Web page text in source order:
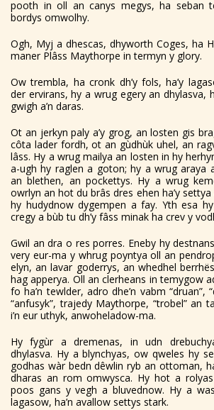
pooth in oll an canys megys, ha seban
bordys omwolhy.
Ogh, Myj a dhescas, dhyworth Coges, ha
maner Plâss Maythorpe in termyn y glory.
Ow trembla, ha cronk dh’y fols, ha’y
der ervirans, hy a wrug egery an dhylasva,
gwigh a’n daras.
Ot an jerkyn paly a’y grog, an losten gis
côta lader fordh, ot an gùdhùk uhel, an
lâss. Hy a wrug mailya an losten in hy
a-ugh hy raglen a goton; hy a wrug araya
an blethen, an pockettys. Hy a wrug
owrlyn an hot du brâs dres ehen ha’y settya
hy hudydnow dygempen a fay. Yth esa
cregy a bùb tu dh’y fâss minak ha crev y
Gwil an dra o res porres. Eneby hy
very eur-ma y whrug poyntya oll an
elyn, an lavar goderrys, an whedhel
hag apperya. Oll an clerheans in temygow
fo ha’n tewlder, adro dhe’n vabm “druan”,
“anfusyk”, trajedy Maythorpe, “trobel” an
i’n eur uthyk, anwoheladow-ma.
Hy fygùr a dremenas, in udn
dhylasva. Hy a blynchyas, ow qweles hy
godhas wàr bedn dêwlin ryb an ottoman,
dharas an rom omwysca. Hy hot a rolyas
poos gans y vegh a bluvednow. Hy a
lagasow, ha’n avallow settys stark.